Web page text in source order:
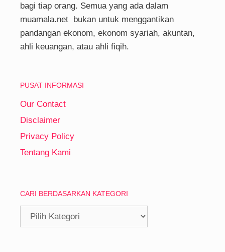
bagi tiap orang. Semua yang ada dalam
muamala.net bukan untuk menggantikan
pandangan ekonom, ekonom syariah, akuntan,
ahli keuangan, atau ahli fiqih.
PUSAT INFORMASI
Our Contact
Disclaimer
Privacy Policy
Tentang Kami
CARI BERDASARKAN KATEGORI
Cari
Berdasarkan